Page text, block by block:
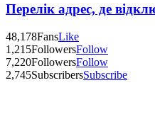
Перелік адрес, де
48,178FansLike
1,215FollowersFollow
7,220FollowersFollow
2,745SubscribersSubscribe